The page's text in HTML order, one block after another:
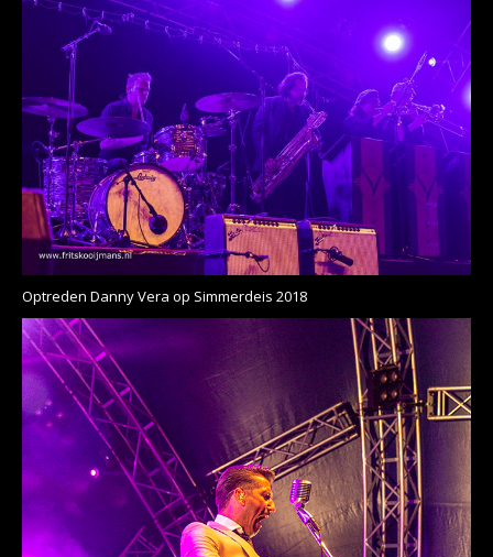
Optreden Danny Vera op Simmerdeis 2018